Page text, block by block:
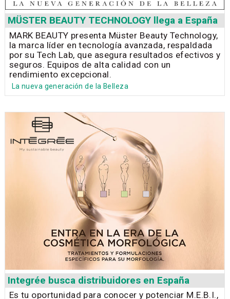
MÜSTER BEAUTY TECHNOLOGY llega a España
MARK BEAUTY presenta Müster Beauty Technology,
la marca líder en tecnología avanzada, respaldada
por su Tech Lab, que asegura resultados efectivos y
seguros. Equipos de alta calidad con un
rendimiento excepcional.
La nueva generación de la Belleza
Integrée busca distribuidores en España
Es tu oportunidad para conocer y potenciar M.E.B.I.,